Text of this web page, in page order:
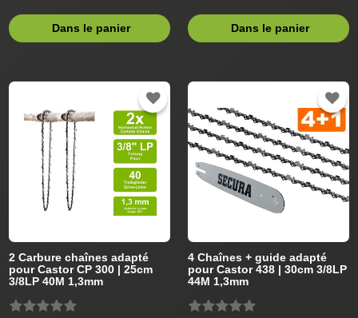
Dans le panier Dans le panier
2 Carbure chaînes adapté
pour Castor CP 300 | 25cm
3/8LP 40M 1,3mm
4 Chaînes + guide adapté
pour Castor 438 | 30cm 3/8LP
44M 1,3mm